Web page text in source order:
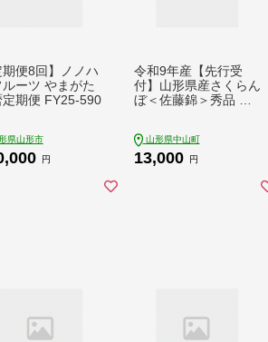
期便8回】ノノハ
ーツ やまがた
定期便 FY25-590
県山形市
円
令和9年産【先行受
付】山形県産さくらん
ぼ＜佐藤錦＞秀品 約4
限定 山形県産 サクラ
ンボ フルーツ 果物 く
山形県中山町
13,000 円